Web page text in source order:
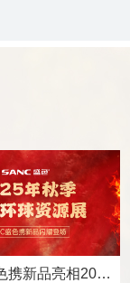
SANC盛色携新品亮相2025年秋季香港 环球资源展，引领视觉科技新趋势